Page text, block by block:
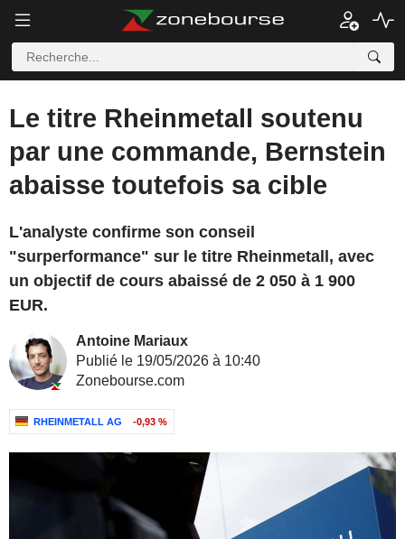
Le titre Rheinmetall soutenu
par une commande, Bernstein
abaisse toutefois sa cible
L'analyste confirme son conseil
"surperformance" sur le titre Rheinmetall, avec
un objectif de cours abaissé de 2 050 à 1 900
EUR.
Antoine Mariaux
Publié le 19/05/2026 à 10:40
Zonebourse.com
RHEINMETALL AG -0,93 %